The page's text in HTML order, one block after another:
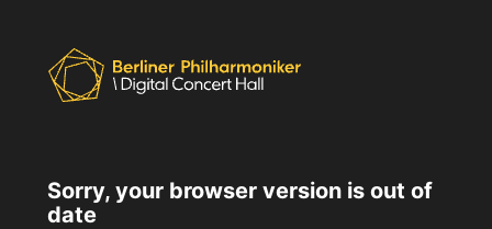
Sorry, your browser version is out of
date